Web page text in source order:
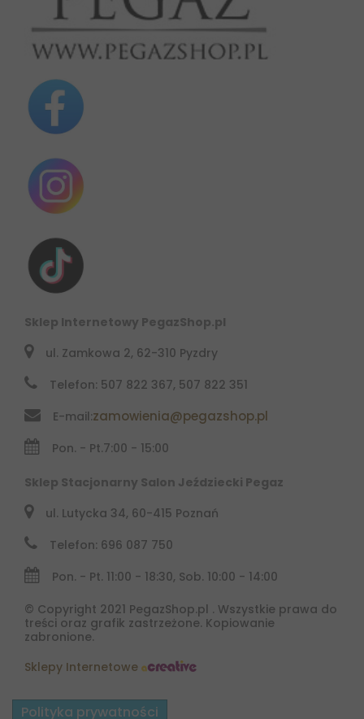
Sklep Internetowy PegazShop.pl
ul. Zamkowa 2, 62-310 Pyzdry
Telefon: 507 822 367, 507 822 351
E-mail:zamowienia@pegazshop.pl
Pon. - Pt.7:00 - 15:00
Sklep Stacjonarny Salon Jeździecki Pegaz
ul. Lutycka 34, 60-415 Poznań
Telefon: 696 087 750
Pon. - Pt. 11:00 - 18:30, Sob. 10:00 - 14:00
© Copyright 2021 PegazShop.pl . Wszystkie prawa do
treści oraz grafik zastrzeżone. Kopiowanie
zabronione.
Sklepy Internetowe
Polityka prywatności